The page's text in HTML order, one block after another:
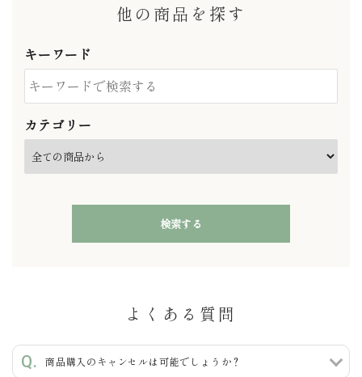
他の商品を探す
キーワード
カテゴリー
検索する
よくある質問
商品購入のキャンセルは可能でしょうか？